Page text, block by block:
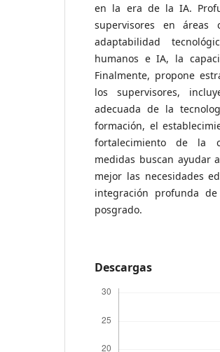
en la era de la IA.
supervisores en áreas
adaptabilidad
humanos e IA, la
Finalmente, propone
los supervisores,
adecuada de la
formación, el
fortalecimiento de la
medidas buscan ayudar
mejor las necesidades
integración profunda
posgrado.
Descargas